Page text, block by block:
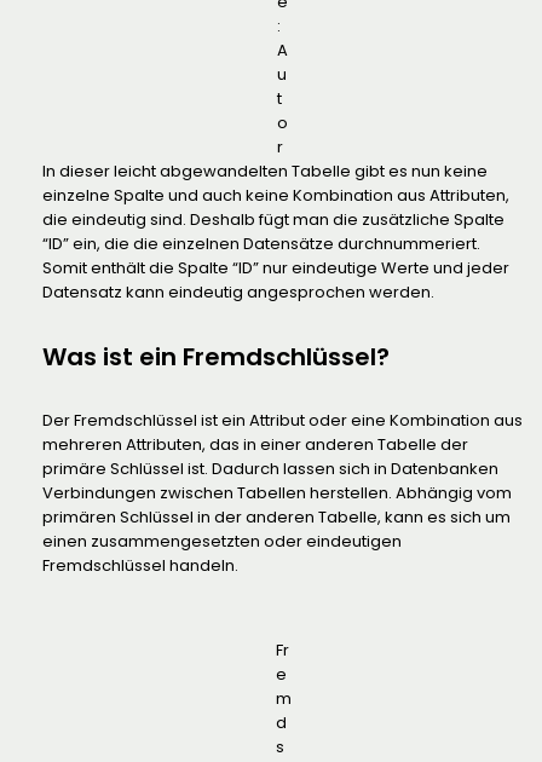
:
A
u
t
o
r
In dieser leicht abgewandelten Tabelle gibt es nun keine
einzelne Spalte und auch keine Kombination aus Attributen,
die eindeutig sind. Deshalb fügt man die zusätzliche Spalte
“ID” ein, die die einzelnen Datensätze durchnummeriert.
Somit enthält die Spalte “ID” nur eindeutige Werte und jeder
Datensatz kann eindeutig angesprochen werden.
Was ist ein Fremdschlüssel?
Der Fremdschlüssel ist ein Attribut oder eine Kombination aus
mehreren Attributen, das in einer anderen Tabelle der
primäre Schlüssel ist. Dadurch lassen sich in Datenbanken
Verbindungen zwischen Tabellen herstellen. Abhängig vom
primären Schlüssel in der anderen Tabelle, kann es sich um
einen zusammengesetzten oder eindeutigen
Fremdschlüssel handeln.
Fr
e
m
d
s